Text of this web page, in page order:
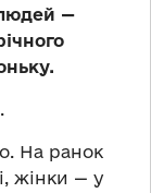
—
На ранок
жінки — у